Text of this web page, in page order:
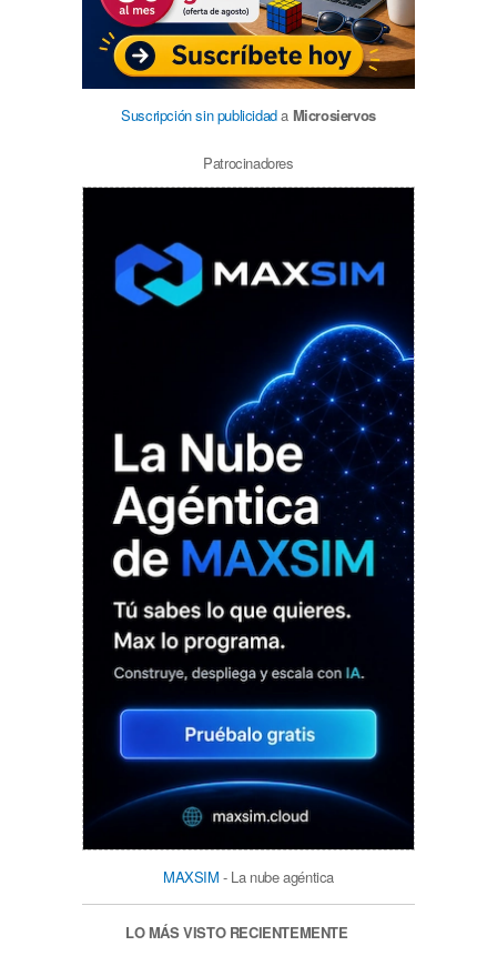
Suscripción sin publicidada Microsiervos
Patrocinadores
MAXSIM - La nube agéntica
LO MÁS VISTO RECIENTEMENTE